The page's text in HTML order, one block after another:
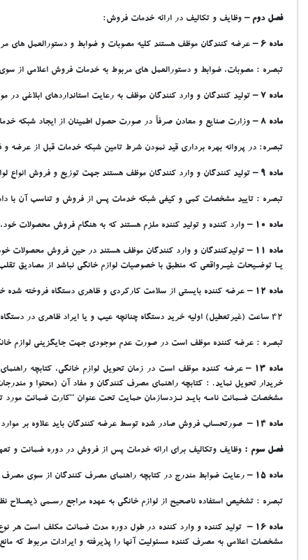
فصل دوم –وظايف و تکاليف در ارائه خدمات فروش:
ماده 6 –
عرضه کنندگان موظف هستند کليه مصوبات و ضوابط و دستورالعمل هاي
تبصره : مصوبات، ضوابط و دستورالعمل هاي مربوط به خدمات فروش اعلامي از
ماده 7 –
توليد کنندگان و وارد کنندگان موظف به رعايت استانداردهاي ابلاغي در
ماده 8 –
وزارت صنايع و معادن صرفاً در صورت حصول اطمينان از ايجاد شبکه
تبصره: در پروانه بهره برداري قيد نمودن شرط تامين شبکه خدمات قبل از عرضه
ماده 9 –
توليد کنندگان و وارد کنندگان موظف هستند جهت توزيع و فروش
تبصره : تاييد مشخصات کمي و کيفي شبکه خدمات پس از فروش و تناسب آن با
ماده 10 –
وارد کننده و توليد کننده ملزم هستند که به هنگام فروش محصولات
ماده 11 –
توليدکنندگان و وارد کنندگان موظف هستند در حين فروش محصولات خود
يـا توضـيحات غيـرواقعي که منطبق با خصوصيات لوازم خانگي نباشد از مصاديق
ماده 12 –
عرضه کننده بايستي از سلامت کارکردي و ظاهري دستگاه فروخته شده
42 ساعت (غيرتعطيل) اوليه خريد دستگاه چنانچه عيب و يا ايراد ظاهري در دستگاه خريداري شده خود مشاهده نمايد حق عودت و تعويض دستگاه را دارا مي باشد.
تبصره : عرضه کننده موظف است در صورت عدم موجودي جهت جايگزيني لوازم
ماده 13 –
عرضه کننده موظف است در زمان تحويل لوازم خانگي، کتابچه راهنماي
خريدار تحويل نمايد. : کتابچه راهنماي مصرف کنندگان و مفاد آن (محتوا و
مشخصات ضـمانت نامـه بايـد نـزدسازمان حمايت تحت عنوان “کارت ضمانت مورد
ماده 14 –
صورتحساب فروش صادر شده توسط عرضه کنندگان بايد علاوه بر موارد
فصل سوم : وظايف وتکاليف براي ارائه خدمات پس از فروش در دوره ضمانت و
ماده 15 –
رعايت ضوابط مندرج در کتابچه راهنماي مصرف کنندگان از سوي مصرف
تبصره : تشخيص استفاده ناصحيح از لوازم خانگي به عهده مراجع رسـمي ذيصـلاح
ماده 16 –
توليد کننده و وارد کننده در طول دوره مدت ضمانت مکلف است هر نوع
مشخصات اعلامي به مصرف کننده مسئوليت آنها را پذيرفته و ايرادات مربوط که